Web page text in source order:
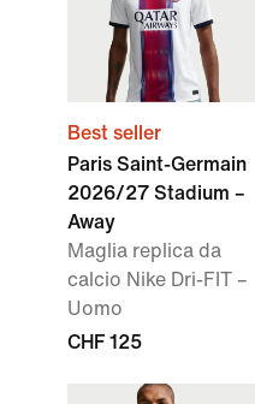
Best seller
Paris Saint-Germain
2026/27 Stadium –
Away
Maglia replica da
calcio Nike Dri-FIT –
Uomo
CHF 125